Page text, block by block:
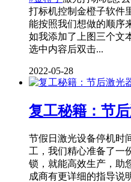
打标机控制金橙子软件
能按照我们想做的顺序
如我添加了上图三个文
选中内容后双击...
2022-05-28
复工秘籍：节
节假日激光设备停机时
工，我们精心准备了一
锁，就能高效生产，助
成商有更详细的指导说